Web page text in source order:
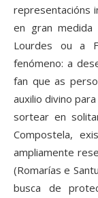
representacións
en gran medida
Lourdes ou a
fenómeno: a
fan que as
auxilio divino
sortear en
Compostela,
ampliamente
(Romarías e
busca de